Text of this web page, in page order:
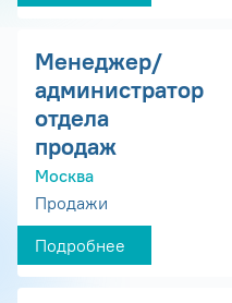
Менеджер/
администратор
отдела
продаж
Москва
Продажи
Подробнее